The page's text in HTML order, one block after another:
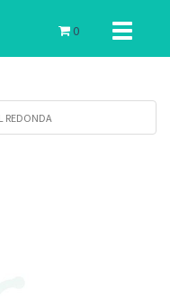
Toggle
0
REDONDA